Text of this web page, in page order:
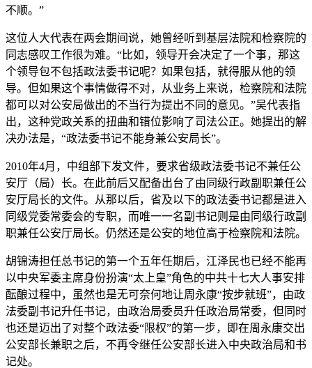
不顺。”
这位人大代表在两会期间说，她曾经听到基层法院和检察院的
同志感叹工作很为难。“比如，领导开会决定了一个事，那这
个领导包不包括政法委书记呢？如果包括，就得服从他的领
导。但如果这个事情做得不对，从业务上来说，检察院和法院
都可以对公安局做出的不当行为提出不同的意见。”吴代表指
出，这种党政关系的扭曲和错位影响了司法公正。她提出的解
决办法是，“政法委书记不能身兼公安局长”。
2010年4月，中组部下发文件，要求省级政法委书记不兼任公
安厅（局）长。在此前后又配备出台了由同级行政副职兼任公
安厅局长的文件。从那以后，省及以下的政法委书记都是进入
同级党委常委会的专职，而唯一一名副书记则是由同级行政副
职兼任公安厅局长。仍然还是公安的地位高于检察院和法院。
胡锦涛担任总书记的第一个五年任期后，江泽民也已经不能再
以中央军委主席身份扮演“太上皇”角色的中共十七大人事安排
酝酿过程中，虽然也是无可奈何地让周永康“按步就班”，由政
法委副书记升任书记，由政治局委员升任政治局常委，但同时
也还是迈出了对整个政法委“限权”的第一步，即在周永康交出
公安部长兼职之后，不再令继任公安部长进入中央政治局和书
记处。